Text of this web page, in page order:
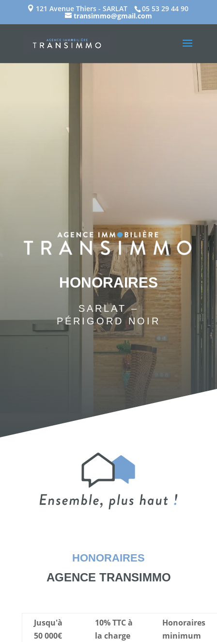
121 Avenue Thiers - SARLAT 05 53 29 44 90
transimmo@gmail.com
HONORAIRES
SARLAT –
PÉRIGORD NOIR
HONORAIRES
AGENCE TRANSIMMO
Jusqu'à
50 000€
10% TTC à
la charge
Honoraires
minimum